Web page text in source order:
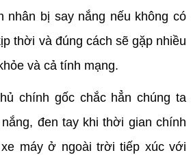
nhân bị say nắng nếu không có
thời và đúng cách sẽ gặp nhiều
và cả tính mạng.
chính gốc chắc hẳn chúng ta
đen tay khi thời gian chính
máy ở ngoài trời tiếp xúc với